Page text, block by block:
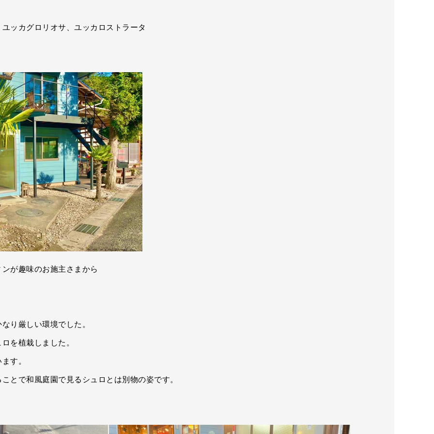
ッカグロリオサ、ユッカロストラータ
が趣味のお施主さまから
り厳しい環境でした。
を植栽しました。
す。
とで和風庭園で見るシュロとは別物の姿です。